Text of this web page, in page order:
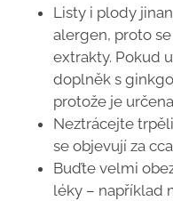
Listy i plody
alergen, proto
extrakty. Pokud
doplněk s
protože je
Neztrácejte
se objevují za
Buďte velmi
léky – například